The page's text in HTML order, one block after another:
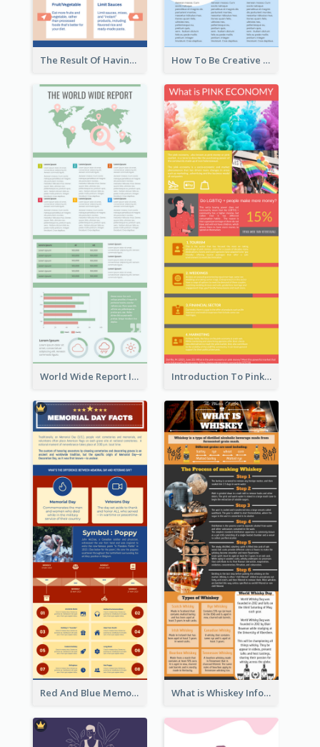
The Result Of Having Excessive Salt Infographic Design How To Be Creative Infographic
World Wide Report Infographic Introduction To Pink Economy Infographic
Red And Blue Memorial Day Fasts Infographic Design What is Whiskey Infographic